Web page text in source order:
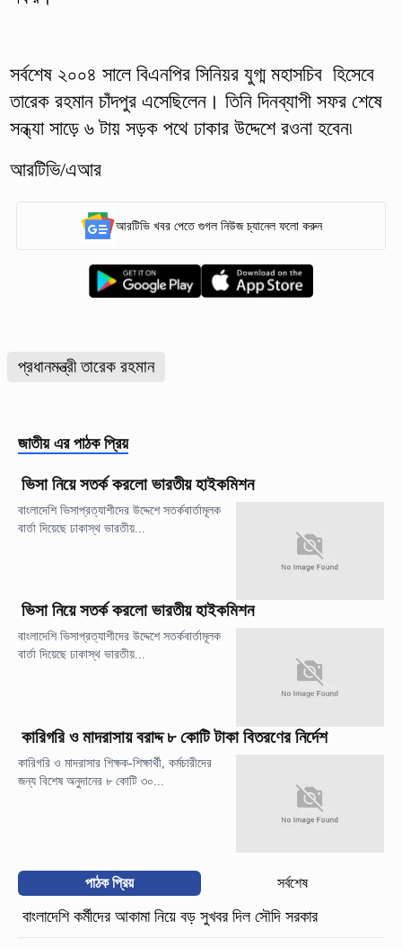
সর্বশেষ ২০০৪ সালে বিএনপির সিনিয়র যুগ্ম মহাসচিব হিসেবে
তারেক রহমান চাঁদপুর এসেছিলেন। তিনি দিনব্যাপী সফর শেষে
সন্ধ্যা সাড়ে ৬ টায় সড়ক পথে ঢাকার উদ্দেশে রওনা হবেন৷
আরটিভি/এআর
আরটিভি খবর পেতে গুগল নিউজ চ্যানেল ফলো করুন
প্রধানমন্ত্রী তারেক রহমান
জাতীয় এর পাঠক প্রিয়
ভিসা নিয়ে সতর্ক করলো ভারতীয় হাইকমিশন
বাংলাদেশি ভিসাপ্রত্যাশীদের উদ্দেশে সতর্কবার্তামূলক
বার্তা দিয়েছে ঢাকাস্থ ভারতীয়...
ভিসা নিয়ে সতর্ক করলো ভারতীয় হাইকমিশন
বাংলাদেশি ভিসাপ্রত্যাশীদের উদ্দেশে সতর্কবার্তামূলক
বার্তা দিয়েছে ঢাকাস্থ ভারতীয়...
কারিগরি ও মাদরাসায় বরাদ্দ ৮ কোটি টাকা বিতরণের নির্দেশ
কারিগরি ও মাদরাসার শিক্ষক-শিক্ষার্থী, কর্মচারীদের
জন্য বিশেষ অনুদানের ৮ কোটি ৩০...
পাঠক প্রিয় সর্বশেষ
বাংলাদেশি কর্মীদের আকামা নিয়ে বড় সুখবর দিল সৌদি সরকার